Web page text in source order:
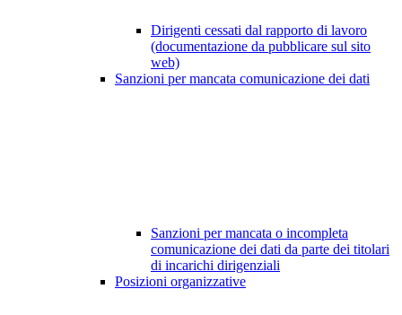
Dirigenti cessati dal rapporto di lavoro
(documentazione da pubblicare sul sito
web)
Sanzioni per mancata comunicazione dei dati
Sanzioni per mancata o incompleta
comunicazione dei dati da parte dei titolari
di incarichi dirigenziali
Posizioni organizzative